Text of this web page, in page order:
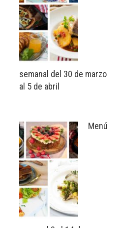
semanal del 30 de marzo
al 5 de abril
Menú